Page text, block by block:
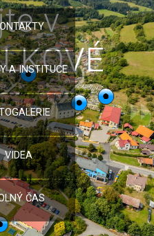
v
A INSTITUCE
VIDEA
ČAS